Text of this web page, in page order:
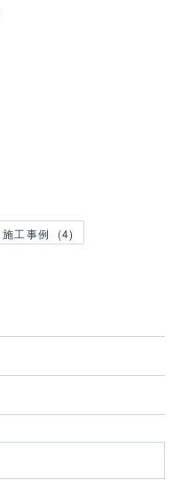
施工事例 (4)